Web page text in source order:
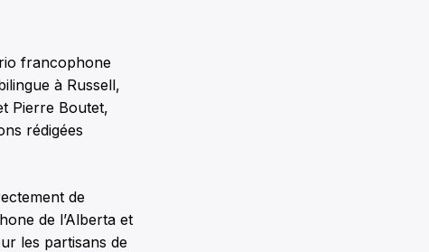
francophone
à Russell,
Pierre Boutet,
rédigées
de
de l’Alberta et
les partisans de